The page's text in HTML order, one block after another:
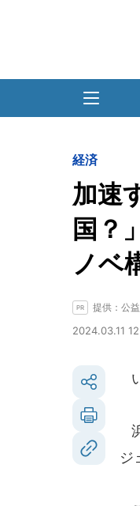
経済
加速
国？
ノベ
提供：公
2024.03.11
ジ